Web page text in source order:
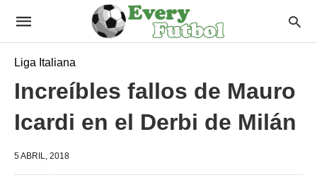
Liga Italiana
Increíbles fallos de Mauro
Icardi en el Derbi de Milán
5 ABRIL, 2018